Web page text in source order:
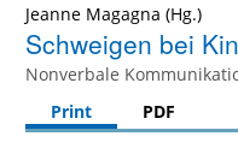
Jeanne Magagna
Schweigen bei
Nonverbale
Print
PDF